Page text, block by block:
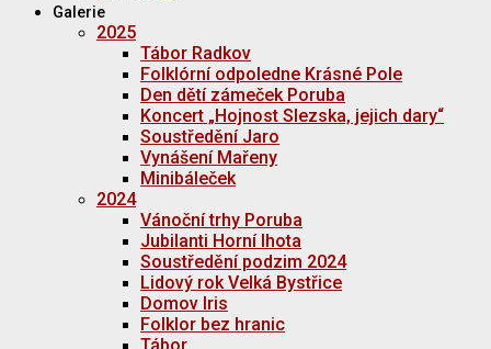
Galerie
2025
Tábor Radkov
Folklórní odpoledne Krásné Pole
Den dětí zámeček Poruba
Koncert „Hojnost Slezska, jejich dary“
Soustředění Jaro
Vynášení Mařeny
Minibáleček
2024
Vánoční trhy Poruba
Jubilanti Horní lhota
Soustředění podzim 2024
Lidový rok Velká Bystřice
Domov Iris
Folklor bez hranic